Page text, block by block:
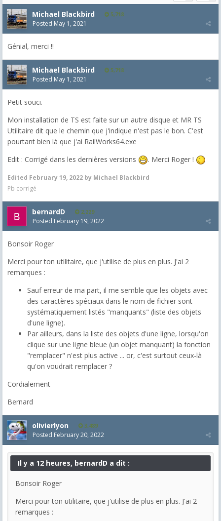
Michael Blackbird 5,718
Posted May 1, 2021
Génial, merci !!
Michael Blackbird 5,718
Posted May 1, 2021
Petit souci.
Mon installation de TS est faite sur un autre disque et MR TS
Utilitaire dit que le chemin que j'indique n'est pas le bon. C'est
pourtant bien là que j'ai RailWorks64.exe
Edit : Corrigé dans les dernières versions
. Merci Roger !
Edited February 19, 2022 by Michael Blackbird
Pb corrigé
bernardD 2,229
Posted February 19, 2022
Bonsoir Roger
Merci pour ton utilitaire, que j'utilise de plus en plus. J'ai 2
remarques :
Sauf erreur de ma part, il me semble que les objets avec
des caractères spéciaux dans le nom de fichier sont
systématiquement listés "manquants" (liste des objets
d'une ligne).
Par ailleurs, dans la liste des objets d'une ligne, lorsqu'on
clique sur une ligne bleue (un objet manquant) la fonction
"remplacer" n'est plus active ... or, c'est surtout ceux-là
qu'on voudrait remplacer ?
Cordialement
Bernard
olivierlyon 3,489
Posted February 20, 2022
Il y a 12 heures, bernardD a dit :
Bonsoir Roger
Merci pour ton utilitaire, que j'utilise de plus en plus. J'ai 2
remarques :